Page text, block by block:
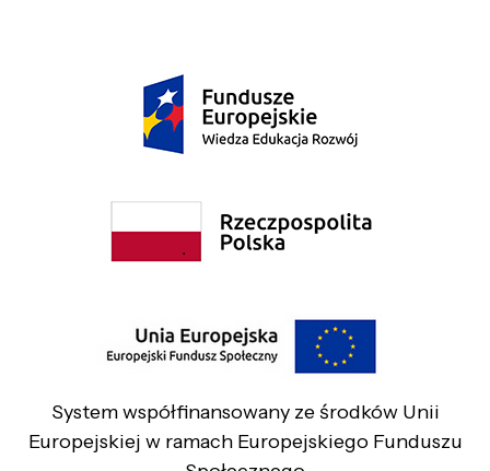
System współfinansowany ze środków Unii
Europejskiej w ramach Europejskiego Funduszu